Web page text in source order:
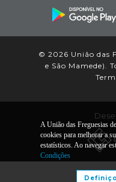
© 2026 União das
e São Mamede).
A União das Freguesias
cookies para melhorar a
estatísticos. Ao navegar
Condições